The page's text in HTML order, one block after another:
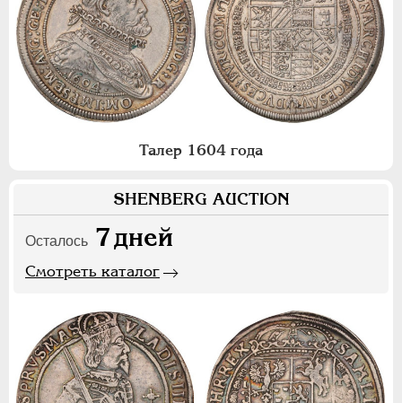
Талер 1604 года
SHENBERG AUCTION
Осталось 7дней
Смотреть каталог